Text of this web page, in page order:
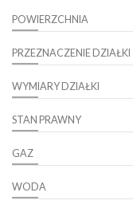
POWIERZCHNIA
PRZEZNACZENIE DZIAŁKI
WYMIARY DZIAŁKI
STAN PRAWNY
GAZ
WODA